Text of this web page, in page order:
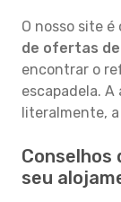
O nosso site é
de ofertas
encontrar o
escapadela. A
literalmente,
Conselhos
seu